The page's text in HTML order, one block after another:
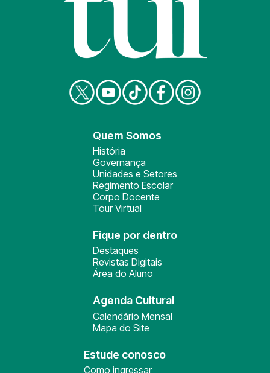
Quem Somos
História
Governança
Unidades e Setores
Regimento Escolar
Corpo Docente
Tour Virtual
Fique por dentro
Destaques
Revistas Digitais
Área do Aluno
Agenda Cultural
Calendário Mensal
Mapa do Site
Estude conosco
Como ingressar